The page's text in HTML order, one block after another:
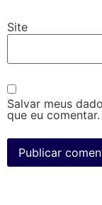
Site
Salvar meus
que eu comentar.